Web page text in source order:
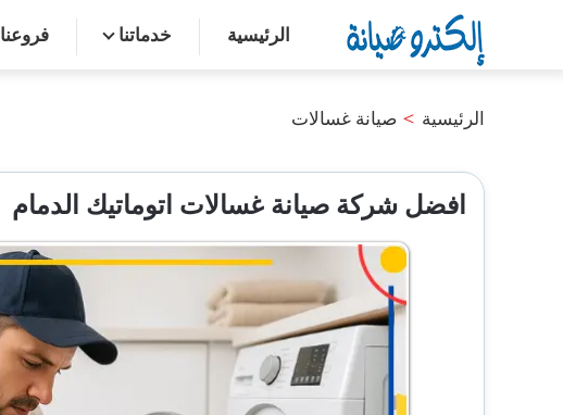
الرئيسية خدماتنا فروعنا
الرئيسية > صيانة غسالات
افضل شركة صيانة غسالات اتوماتيك الدمام